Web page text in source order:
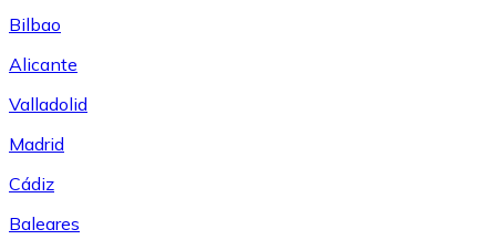
Bilbao
Alicante
Valladolid
Madrid
Cádiz
Baleares